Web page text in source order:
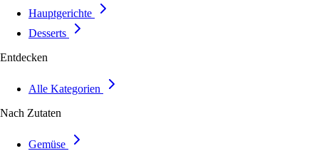
Hauptgerichte
Desserts
Entdecken
Alle Kategorien
Nach Zutaten
Gemüse